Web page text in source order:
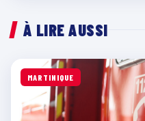
À LIRE AUSSI
MARTINIQUE